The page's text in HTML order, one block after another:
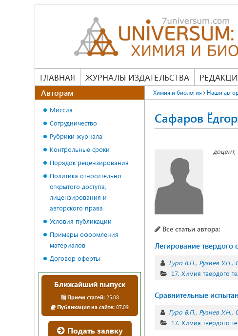
ГЛАВНАЯ ЖУРНАЛЫ ИЗДАТЕЛЬСТВА
Химия и биология Наши
Сафаров
доцент,
Все статьи автора:
Легирование твердого
Гуро В.П. Рузиев У.Н.
17. Химия твердого
Сравнительные
Гуро В.П. Рузиев У.Н.
17. Химия твердого
Авторам
Миссия
Сотрудничество
Рубрики журнала
Контрольные сроки
Порядок рецензирования
Политика относительно
открытого доступа,
лицензирования и
авторского права
Условия публикации
Примеры оформления
материалов
Договор оферты
Ближайший выпуск
Прием статей:25.08
Публикация на сайте: 07.09
Подать заявку